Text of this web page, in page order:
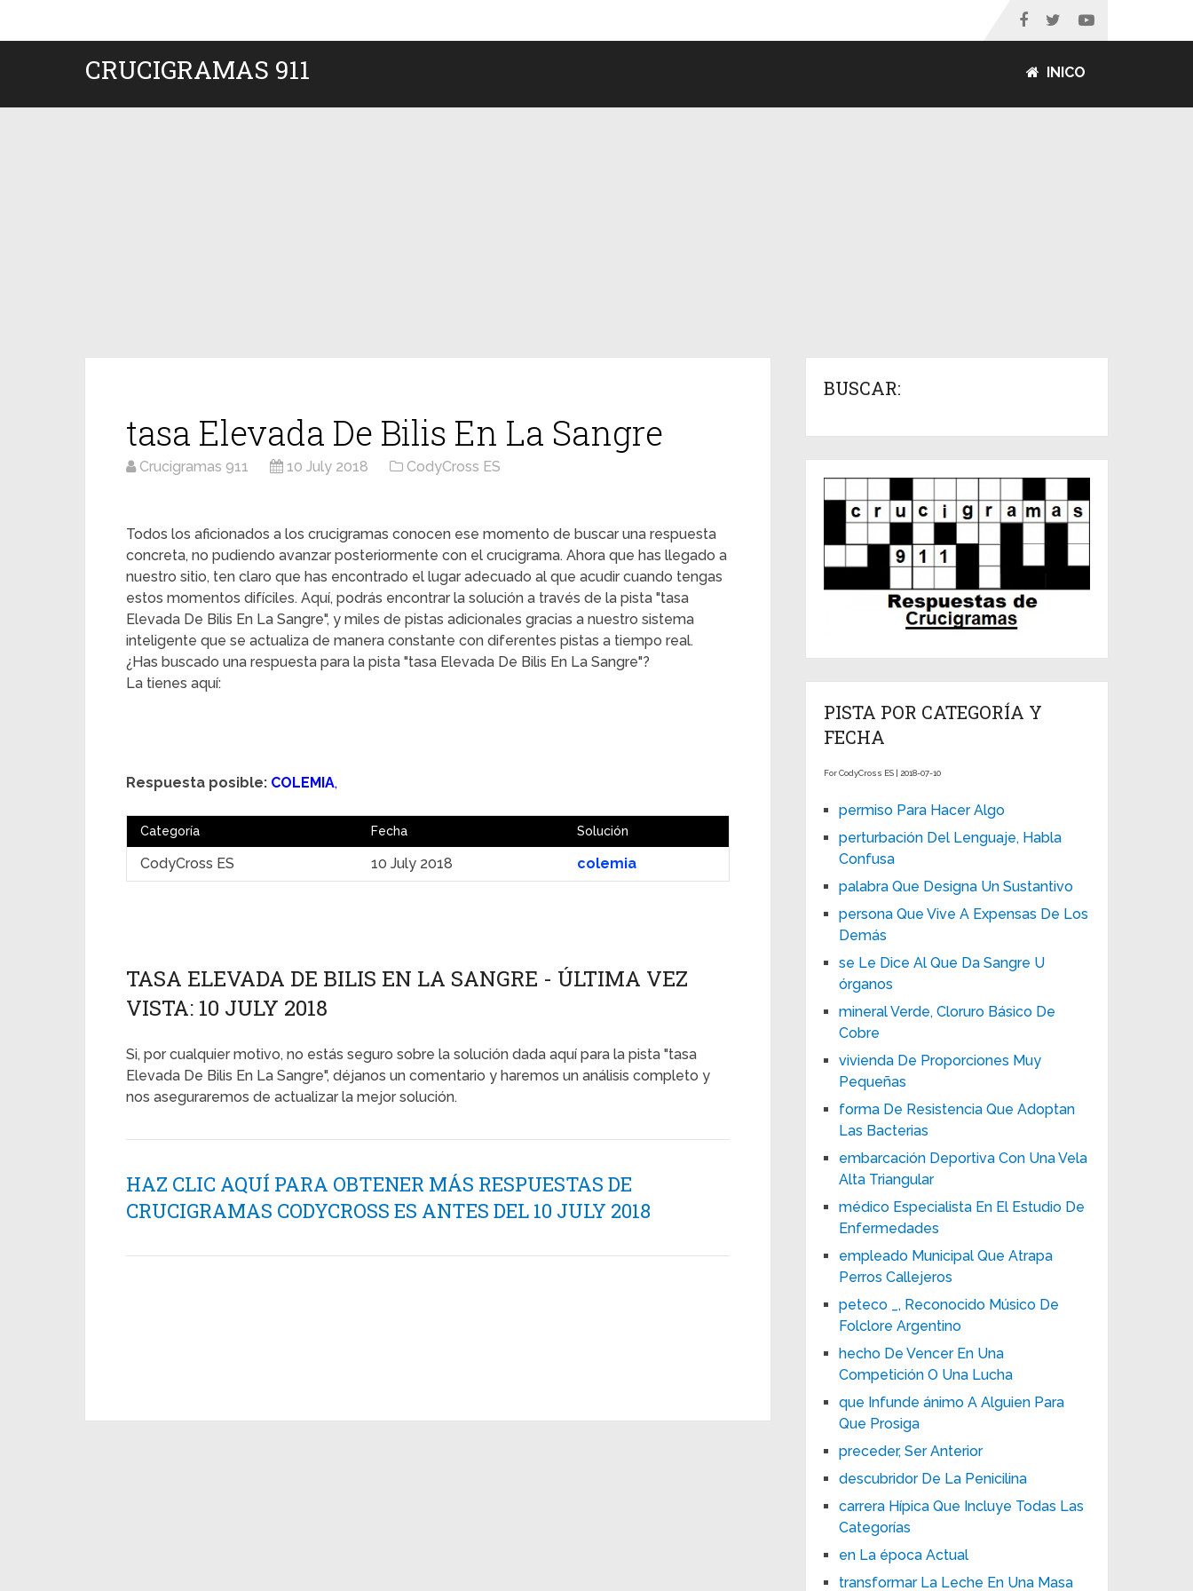
CRUCIGRAMAS 911 INICO
tasa Elevada De Bilis En La Sangre
Crucigramas 911 10 July 2018 CodyCross ES
Todos los aficionados a los crucigramas conocen ese momento de buscar una respuesta
concreta, no pudiendo avanzar posteriormente con el crucigrama. Ahora que has llegado a
nuestro sitio, ten claro que has encontrado el lugar adecuado al que acudir cuando tengas
estos momentos difíciles. Aquí, podrás encontrar la solución a través de la pista "tasa
Elevada De Bilis En La Sangre", y miles de pistas adicionales gracias a nuestro sistema
inteligente que se actualiza de manera constante con diferentes pistas a tiempo real.
¿Has buscado una respuesta para la pista "tasa Elevada De Bilis En La Sangre"?
La tienes aquí:
Respuesta posible: COLEMIA,
Categoría Fecha Solución
CodyCross ES 10 July 2018 colemia
TASA ELEVADA DE BILIS EN LA SANGRE - ÚLTIMA VEZ
VISTA: 10 JULY 2018
Si, por cualquier motivo, no estás seguro sobre la solución dada aquí para la pista "tasa
Elevada De Bilis En La Sangre", déjanos un comentario y haremos un análisis completo y
nos aseguraremos de actualizar la mejor solución.
HAZ CLIC AQUÍ PARA OBTENER MÁS RESPUESTAS DE
CRUCIGRAMAS CODYCROSS ES ANTES DEL 10 JULY 2018
BUSCAR:
PISTA POR CATEGORÍA Y
FECHA
For CodyCross ES | 2018-07-10
permiso Para Hacer Algo
perturbación Del Lenguaje, Habla
Confusa
palabra Que Designa Un Sustantivo
persona Que Vive A Expensas De Los
Demás
se Le Dice Al Que Da Sangre U
órganos
mineral Verde, Cloruro Básico De
Cobre
vivienda De Proporciones Muy
Pequeñas
forma De Resistencia Que Adoptan
Las Bacterias
embarcación Deportiva Con Una Vela
Alta Triangular
médico Especialista En El Estudio De
Enfermedades
empleado Municipal Que Atrapa
Perros Callejeros
peteco _, Reconocido Músico De
Folclore Argentino
hecho De Vencer En Una
Competición O Una Lucha
que Infunde ánimo A Alguien Para
Que Prosiga
preceder, Ser Anterior
descubridor De La Penicilina
carrera Hípica Que Incluye Todas Las
Categorías
en La época Actual
transformar La Leche En Una Masa